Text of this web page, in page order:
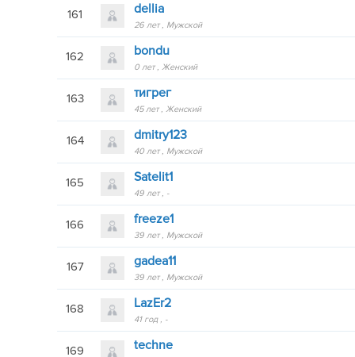
161 dellia
26 лет Мужской
162 bondu
0 лет Женский
163 тигрег
45 лет Женский
164 dmitry123
40 лет Мужской
165 Satelit1
49 лет -
166 freeze1
39 лет Мужской
167 gadea11
39 лет Мужской
168 LazEr2
41 год -
169 techne